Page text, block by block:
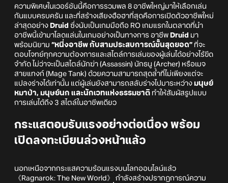
ความพิเศษในเวอร์ชันนี้คือการรวมพล 8 อาชีพใหญ่มาให้เลือกเล่น
กันแบบครบครัน และที่สร้างเสียงฮือฮาที่สุดคือการเปิดตัวอาชีพใหม่
ล่าสุดอย่าง Druid ซึ่งนับเป็นเกมมือถือ RO เกมแรกในตลาดที่นำ
อาชีพนี้เข้ามาโลดแล่นในเกมอย่างเป็นทางการ อาชีพ Druid มา
พร้อมนิยาม “หนึ่งอาชีพ กับสามประสบการณ์ขั้นสุดยอด” ที่จะ
ตอบโจทย์ทุกความต้องการและสไตล์การเล่นของผู้เล่นได้อย่างไร้ขีด
จำกัด ไม่ว่าจะเป็นสไตล์นักฆ่า (Assassin) นักธนู (Archer) หรือเมจ
สายแทงก์ (Mage Tank) ด้วยความสามารถสุดล้ำที่ไม่เพียงแต่จะ
แปลงร่างได้เท่านั้น แต่ผู้เล่นยังสามารถสลับร่างไปมาระหว่าง มนุษย์
หมาป่า, มนุษย์นก และนักเวทแห่งธรรมชาติ ทำให้สัมผัสรูปแบบ
การเล่นได้ถึง 3 สไตล์ในอาชีพเดียว
กระแสตอบรับแรงอย่างต่อเนื่อง พร้อม
เปิดลงทะเบียนล่วงหน้าแล้ว
นอกเหนือจากกระแสความร้อนแรงบนโลกออนไลน์แล้ว
《Ragnarok: The New World》 กำลังสร้างปรากฏการณ์ความ